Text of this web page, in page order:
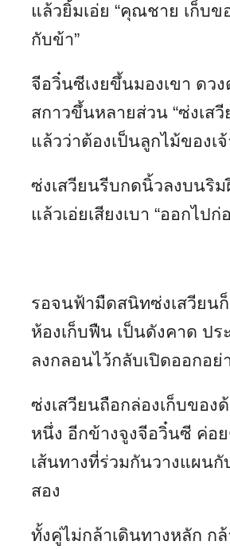
แล้วยิ้มเอ่ย “คุณชาย เก็บข
กับข้า”
จีอวิ๋นซีเงยขึ้นมองเขา ดว
สกาวขึ้นหลายส่วน “ซ่งเส
แล้วว่าต้องเป็นลูกไม้ของเจ้
ซ่งเสวียนรีบกดนิ้วลงบนริ
แล้วเอ่ยเสียงเบา “ออกไป
รอจนฟ้ามืดสนิทซ่งเสวียน
ห้องเก็บฟืน เป็นดังคาด ปร
ลงกลอนไว้กลับเปิดออกอย่
ซ่งเสวียนถือกล่องเก็บของ
หนึ่ง อีกข้างจูงจีอวิ๋นซี ค่อ
เส้นทางที่ร่วมกันวางแผน
สอง
ทั้งคู่ไม่กล้าเดินทางหลัก กล้